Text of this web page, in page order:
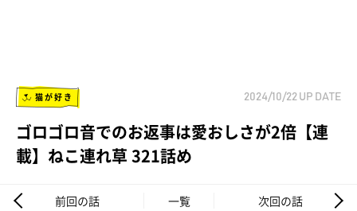
猫が好き 2024/10/22 UP DATE
ゴロゴロ音でのお返事は愛おしさが2倍【連
載】ねこ連れ草 321話め
前回の話 一覧 次回の話